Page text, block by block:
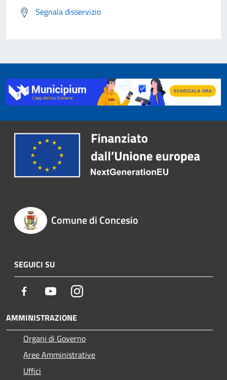
Segnala disservizio
Comune di Concesio
SEGUICI SU
Facebook YoutubeInstagram
AMMINISTRAZIONE
Organi di Governo
Aree Amministrative
Uffici